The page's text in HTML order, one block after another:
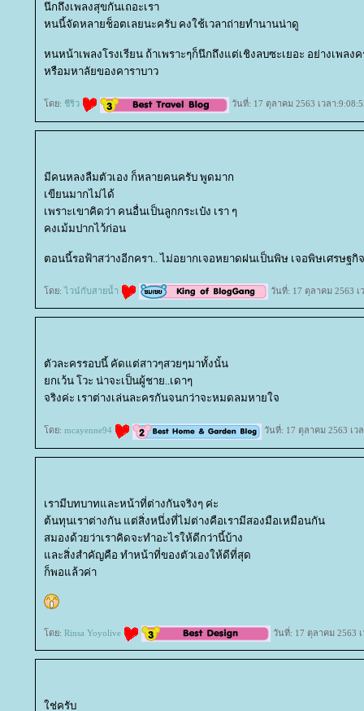
นึกถึงเพลงสุขกันเถอะเรา
หนนี้จัดหลายช็อตเลยนะครับ คงใช้เวลาถ่ายทำนานน่าดู
หนหน้าเพลงโรงเรียน ถ้าเพราะๆก็นึกถึงแต่เชิงลบซะเยอะ อย่างเพล
หรือมหาลัยของคาราบาว
ดย: ชีริว วันที่: 17 ตุลาคม 2563 เวลา
มีคนหลงลืมตัวเอง ก็หลายคนครับ พูดมาก
เขียนมากไม่ได้
เพราะเขาคิดว่า คนอื่นเป็นลูกกระเป๋ง เรา ๆ
คงเม้มปากไว้ก่อน
ตอนนี้รอฟ้าสว่างอีกครา.. ไม่อยากเจอหยาดฝนเป็นพิษ เจอพิษเศรษฐ
ดย:ไวน์กับสายน้ำ วันที่: 17 ตุลาคม 2563 เ
ตัวละครรอบนี้ คัดแต่สาวๆสวยๆมาทั้งนั้น
กเว้น โวะ น่าจะเป็นผู้ชาย..เดาๆ
จริงค่ะ เราต่างเล่นละครกันจนกว่าจะหมดลมหายใจ
ดย: mcayenne94 วันที่: 17 ตุลาคม 2563 เว
เรามีบทบาทและหน้าที่ต่างกันจริงๆ ค่ะ
ต้นทุนเราต่างกัน แต่สิ่งหนึ่งที่ไม่ต่างคือเรามีสองมือเหมือนกัน
สมองด้วยว่าเราคิดจะทำอะไรให้ดีกว่านี้บ้าง
ละสิ่งสำคัญคือ ทำหน้าที่ของตัวเองให้ดีที่สุด
ก็พอแล้วค่า
ดย: Rinsa Yoyolive วันที่: 17 ตุลาคม 2563
ช่ครับ